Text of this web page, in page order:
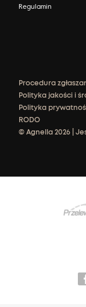
Regulamin
Procedura
Polityka jakości i
Polityka
RODO
© Agnella 2026 |